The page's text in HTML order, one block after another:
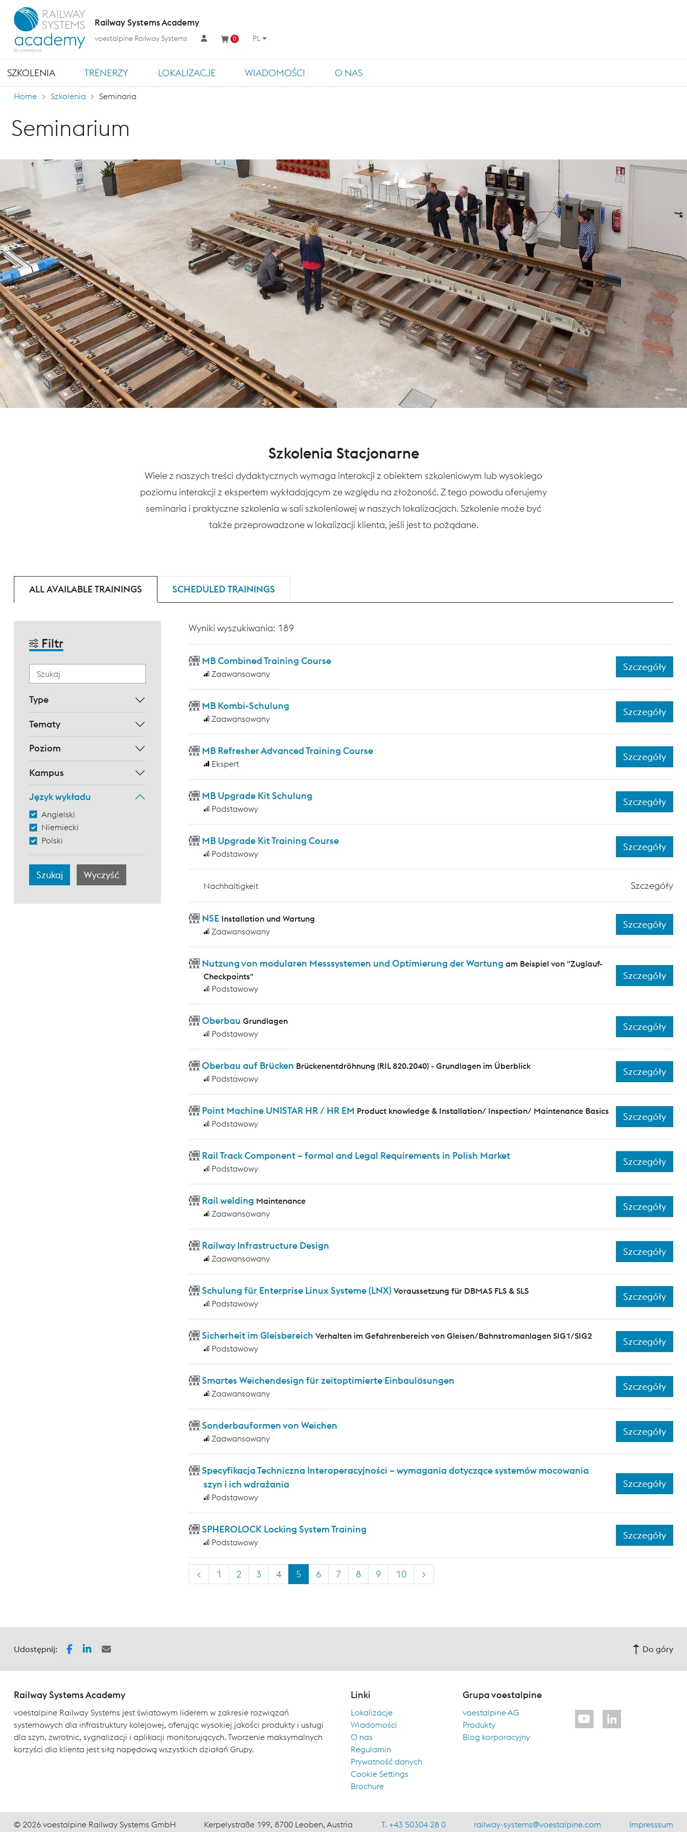
SZKOLENIA TRENERZY LOKALIZACJE WIADOMOŚCI O NAS
Railway Systems Academy
voestalpine Railway Systems 0 PL
Home Szkolenia Seminaria
Seminarium
Szkolenia Stacjonarne
Wiele z naszych treści dydaktycznych wymaga interakcji z obiektem szkoleniowym lub wysokiego
poziomu interakcji z ekspertem wykładającym ze względu na złożoność. Z tego powodu oferujemy
seminaria i praktyczne szkolenia w sali szkoleniowej w naszych lokalizacjach. Szkolenie może być
także przeprowadzone w lokalizacji klienta, jeśli jest to pożądane.
ALL AVAILABLE TRAININGS SCHEDULED TRAININGS
Filtr
Type
Tematy
Poziom
Kampus
Język wykładu
Angielski
Niemiecki
Polski
Wyniki wyszukiwania: 189
MB Combined Training Course
Zaawansowany
Szczegóły
MB Kombi-Schulung
Zaawansowany
Szczegóły
MB Refresher Advanced Training Course
Ekspert
Szczegóły
MB Upgrade Kit Schulung
Podstawowy
Szczegóły
MB Upgrade Kit Training Course
Podstawowy
Szczegóły
Nachhaltigkeit Szczegóły
NSE Installation und Wartung
Zaawansowany
Szczegóły
Nutzung von modularen Messsystemen und Optimierung der Wartung am Beispiel von "Zuglauf-
Checkpoints"
Podstawowy
Szczegóły
Oberbau Grundlagen
Podstawowy
Szczegóły
Oberbau auf Brücken Brückenentdröhnung (RIL 820.2040) - Grundlagen im Überblick
Podstawowy
Szczegóły
Point Machine UNISTAR HR / HR EM Product knowledge & Installation/ Inspection/ Maintenance Basics
Podstawowy
Szczegóły
Rail Track Component – formal and Legal Requirements in Polish Market
Podstawowy
Szczegóły
Rail welding Maintenance
Zaawansowany
Szczegóły
Railway Infrastructure Design
Zaawansowany
Szczegóły
Schulung für Enterprise Linux Systeme (LNX) Voraussetzung für DBMAS FLS & SLS
Podstawowy
Szczegóły
Sicherheit im Gleisbereich Verhalten im Gefahrenbereich von Gleisen/Bahnstromanlagen SIG1/SIG2
Podstawowy
Szczegóły
Smartes Weichendesign für zeitoptimierte Einbaulösungen
Zaawansowany
Szczegóły
Sonderbauformen von Weichen
Zaawansowany
Szczegóły
Specyfikacja Techniczna Interoperacyjności – wymagania dotyczące systemów mocowania
szyn i ich wdrażania
Podstawowy
Szczegóły
SPHEROLOCK Locking System Training
Podstawowy
Szczegóły
< 1 2 3 4 5 6 7 8 9 10 >
Udostępnij: Do góry
Railway Systems Academy
voestalpine Railway Systems jest światowym liderem w zakresie rozwiązań
systemowych dla infrastruktury kolejowej, oferując wysokiej jakości produkty i usługi
dla szyn, zwrotnic, sygnalizacji i aplikacji monitorujących. Tworzenie maksymalnych
korzyści dla klienta jest siłą napędową wszystkich działań Grupy.
Linki
Lokalizacje
Wiadomości
O nas
Regulamin
Prywatność danych
Cookie Settings
Brochure
Grupa voestalpine
voestalpine AG
Produkty
Blog korporacyjny
© 2026 voestalpine Railway Systems GmbH Kerpelystraße 199, 8700 Leoben, Austria T. +43 50304 28 0 railway-systems@voestalpine.com Impresssum